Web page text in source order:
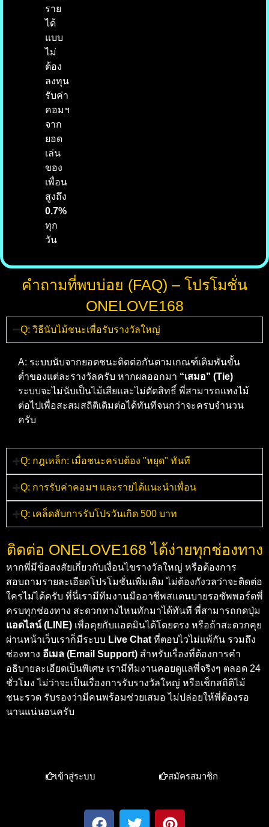
ราย
ได้
แบบ
ไม่
ต้อง
ลงทุน
รับค่า
คอมฯ
จาก
ยอด
เล่น
ของ
เพื่อน
สูงถึง
0.7%
ทุก
วัน
คำถามที่พบบ่อย (FAQ) – โปรโมชั่น
ONELOVE168
Q: วิธีนับไม้ชนะเพื่อรับรางวัลใหญ่
A: ระบบนับจากยอดชนะติดต่อกันตามเกณฑ์เดิมพันขั้น
ต่ำของแต่ละรางวัลครับ หากผลออกมา “เสมอ” (Tie)
ระบบจะไม่นับเป็นไม้เสียและไม่ตัดสิทธิ์ พี่สามารถแทงไม้
ต่อไปเพื่อสะสมสถิติเดิมต่อได้ทันทีจนกว่าจะครบจำนวน
ครับ
Q: กฎเหล็ก: เมื่อชนะครบต้อง "หยุด" ทันที
Q: การรับค่าคอมฯ และรายได้แนะนำเพื่อน
Q: เคล็ดลับการรับโปรวันเกิด 500 บาท
ติดต่อ ONELOVE168 ได้ง่ายทุกช่องทาง
หากพี่มีข้อสงสัยเกี่ยวกับเงื่อนไขรางวัลใหญ่ หรือต้องการ
สอบถามรายละเอียดโปรโมชั่นเพิ่มเติม ไม่ต้องกังวลว่าจะติดต่อ
ใครไม่ได้ครับ ที่นี่เรามีทีมงานมืออาชีพสแตนบายรอซัพพอร์ตพี่
ครบทุกช่องทาง สะดวกทางไหนทักมาได้ทันที พี่สามารถกดปุ่ม
แอดไลน์ (LINE) เพื่อคุยกับแอดมินได้โดยตรง หรือถ้าสะดวกคุย
ผ่านหน้าเว็บเราก็มีระบบ Live Chat ที่ตอบไวไม่แพ้กัน รวมถึง
ช่องทาง อีเมล (Email Support) สำหรับเรื่องที่ต้องการคำ
อธิบายละเอียดเป็นพิเศษ เรามีทีมงานคอยดูแลพี่จริงๆ ตลอด 24
ชั่วโมง ไม่ว่าจะเป็นเรื่องการรับรางวัลใหญ่ หรือเช็กสถิติไม้
ชนะรวด รับรองว่ามีคนพร้อมช่วยเสมอ ไม่ปล่อยให้พี่ต้องรอ
นานแน่นอนครับ
เข้าสู่ระบบ สมัครสมาชิก